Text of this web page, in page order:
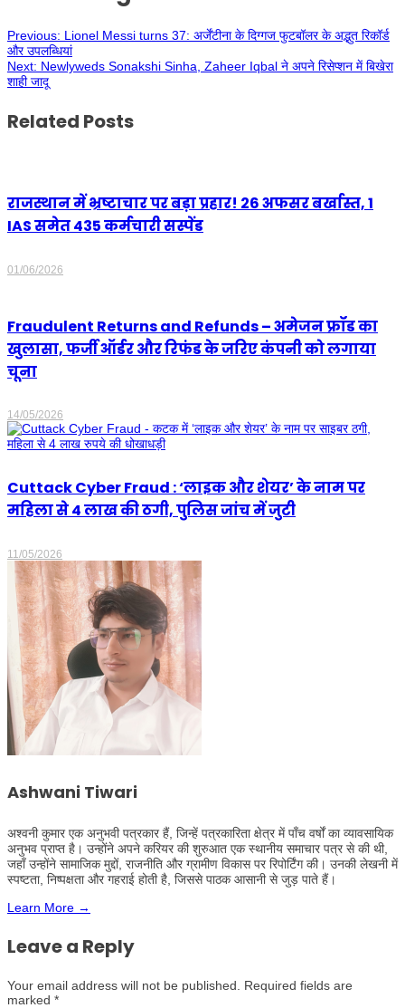
Previous: Lionel Messi turns 37: अर्जेंटीना के दिग्गज फुटबॉलर के अद्भुत रिकॉर्ड
और उपलब्धियां
Next: Newlyweds Sonakshi Sinha, Zaheer Iqbal ने अपने रिसेप्शन में बिखेरा
शाही जादू
Related Posts
राजस्थान में भ्रष्टाचार पर बड़ा प्रहार! 26 अफसर बर्खास्त, 1
IAS समेत 435 कर्मचारी सस्पेंड
01/06/2026
Fraudulent Returns and Refunds – अमेजन फ्रॉड का
खुलासा, फर्जी ऑर्डर और रिफंड के जरिए कंपनी को लगाया
चूना
14/05/2026
Cuttack Cyber Fraud : ‘लाइक और शेयर’ के नाम पर
महिला से 4 लाख की ठगी, पुलिस जांच में जुटी
11/05/2026
Ashwani Tiwari
अश्वनी कुमार एक अनुभवी पत्रकार हैं, जिन्हें पत्रकारिता क्षेत्र में पाँच वर्षों का व्यावसायिक
अनुभव प्राप्त है। उन्होंने अपने करियर की शुरुआत एक स्थानीय समाचार पत्र से की थी,
जहाँ उन्होंने सामाजिक मुद्दों, राजनीति और ग्रामीण विकास पर रिपोर्टिंग की। उनकी लेखनी में
स्पष्टता, निष्पक्षता और गहराई होती है, जिससे पाठक आसानी से जुड़ पाते हैं।
Learn More →
Leave a Reply
Your email address will not be published.
Required fields are
marked *